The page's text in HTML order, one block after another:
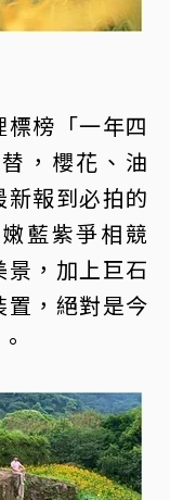
榜「一年四
，櫻花、油
報到必拍的
藍紫爭相競
，加上巨石
置，絕對是今